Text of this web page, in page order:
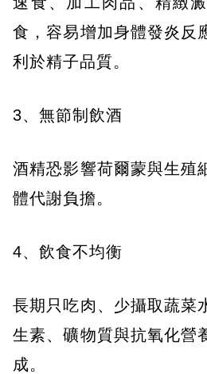
食，容易增加身體發炎反
利於精子品質。
3、無節制飲酒
酒精恐影響荷爾蒙與生殖
體代謝負擔。
4、飲食不均衡
長期只吃肉、少攝取蔬菜
生素、礦物質與抗氧化營
成。